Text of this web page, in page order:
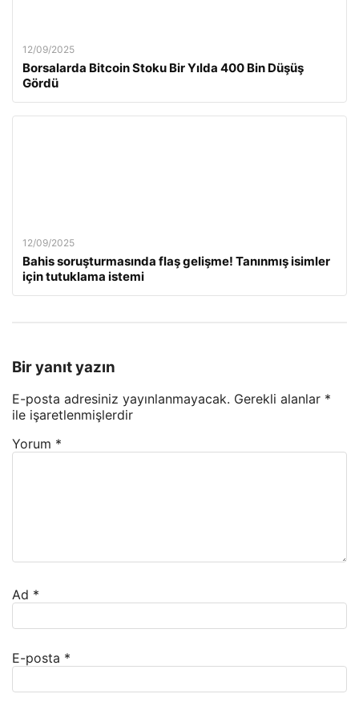
12/09/2025
Borsalarda Bitcoin Stoku Bir Yılda 400 Bin Düşüş
Gördü
12/09/2025
Bahis soruşturmasında flaş gelişme! Tanınmış isimler
için tutuklama istemi
Bir yanıt yazın
E-posta adresiniz yayınlanmayacak. Gerekli alanlar *
ile işaretlenmişlerdir
Yorum *
Ad *
E-posta *